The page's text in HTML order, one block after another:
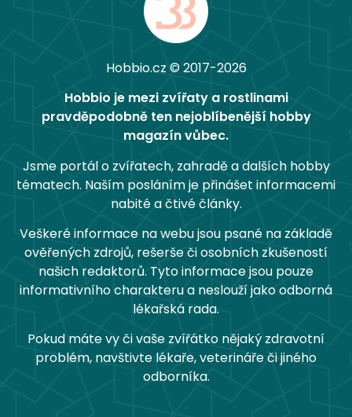
Hobbio.cz © 2017-2026
Hobbio je mezi zvířaty a rostlinami
pravděpodobně ten nejoblíbenější hobby
magazín vůbec.
Jsme portál o zvířatech, zahradě a dalších hobby
tématech. Naším posláním je přinášet informacemi
nabité a čtivé články.
Veškeré informace na webu jsou psané na základě
ověřených zdrojů, rešerše či osobních zkušeností
našich redaktorů. Tyto informace jsou pouze
informativního charakteru a neslouží jako odborná
lékařská rada.
Pokud máte vy či vaše zvířátko nějaký zdravotní
problém, navštivte lékaře, veterináře či jiného
odborníka.